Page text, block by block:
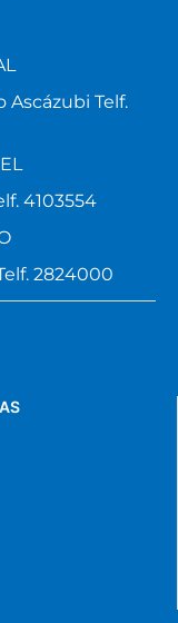
Ascázubi Telf.
4103554
2824000